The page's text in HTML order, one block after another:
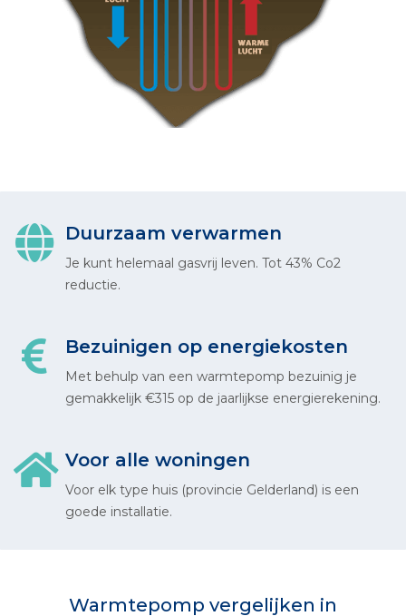
Duurzaam verwarmen
Je kunt helemaal gasvrij leven. Tot 43% Co2
reductie.
Bezuinigen op energiekosten
Met behulp van een warmtepomp bezuinig je
gemakkelijk €315 op de jaarlijkse energierekening.
Voor alle woningen
Voor elk type huis (provincie Gelderland) is een
goede installatie.
Warmtepomp vergelijken in